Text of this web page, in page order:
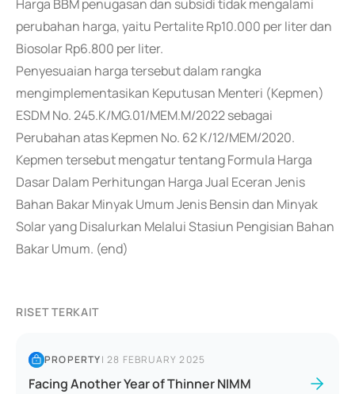
Harga BBM penugasan dan subsidi tidak mengalami
perubahan harga, yaitu Pertalite Rp10.000 per liter dan
Biosolar Rp6.800 per liter.
Penyesuaian harga tersebut dalam rangka
mengimplementasikan Keputusan Menteri (Kepmen)
ESDM No. 245.K/MG.01/MEM.M/2022 sebagai
Perubahan atas Kepmen No. 62 K/12/MEM/2020.
Kepmen tersebut mengatur tentang Formula Harga
Dasar Dalam Perhitungan Harga Jual Eceran Jenis
Bahan Bakar Minyak Umum Jenis Bensin dan Minyak
Solar yang Disalurkan Melalui Stasiun Pengisian Bahan
Bakar Umum. (end)
RISET TERKAIT
PROPERTY|28 FEBRUARY 2025
Facing Another Year of Thinner NIMM